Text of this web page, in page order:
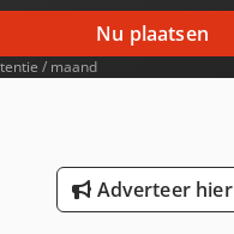
T
T
Nu plaatsen
/ maand
Adverteer hier